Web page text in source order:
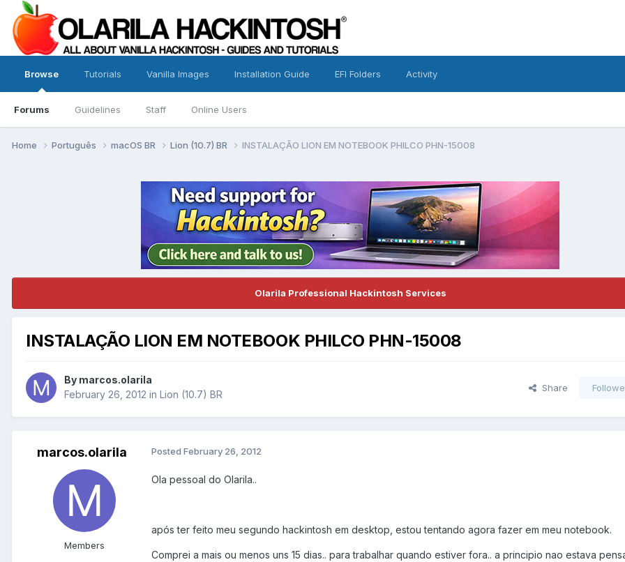
Browse
Forums Guidelines Staff Online Users
Tutorials Vanilla Images Installation Guide EFI Folders Activity
Home Português macOS BR Lion (10.7) BR INSTALAÇÃO LION EM NOTEBOOK PHILCO PHN-15008
Olarila Professional Hackintosh Services
INSTALAÇÃO LION EM NOTEBOOK PHILCO PHN-15008
By marcos.olarila
February 26, 2012 in Lion (10.7) BR
Share
marcos.olarila
Members
Posted February 26, 2012
Ola pessoal do Olarila..
após ter feito meu segundo hackintosh em desktop, estou tentando agora fazer em meu notebook.
Comprei a mais ou menos uns 15 dias.. para trabalhar quando estiver fora.. a principio nao estava